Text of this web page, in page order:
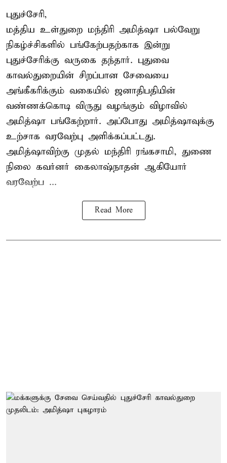
புதுச்சேரி,
மத்திய உள்துறை மந்திரி அமித்ஷா பல்வேறு
நிகழ்ச்சிகளில் பங்கேற்பதற்காக இன்று
புதுச்சேரிக்கு வருகை தந்தார். புதுவை
காவல்துறையின் சிறப்பான சேவையை
அங்கீகரிக்கும் வகையில் ஜனாதிபதியின்
வண்ணக்கொடி விருது வழங்கும் விழாவில்
அமித்ஷா பங்கேற்றார். அப்போது அமித்ஷாவுக்கு
உற்சாக வரவேற்பு அளிக்கப்பட்டது.
அமித்ஷாவிற்கு முதல் மந்திரி ரங்கசாமி, துணை
நிலை கவர்னர் கைலாஷ்நாதன் ஆகியோர்
வரவேற்ப ...
Read More